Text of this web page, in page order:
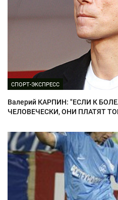
СПОРТ-ЭКСПРЕСС
Валерий КАРПИН: "ЕСЛИ К
ЧЕЛОВЕЧЕСКИ, ОНИ ПЛАТЯТ